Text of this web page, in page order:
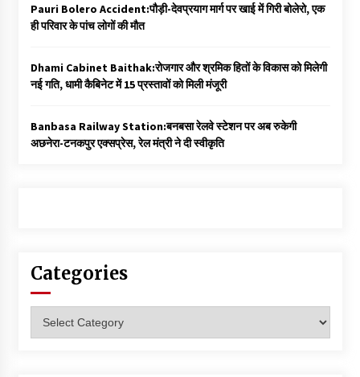
Pauri Bolero Accident:पौड़ी-देवप्रयाग मार्ग पर खाई में गिरी बोलेरो, एक
ही परिवार के पांच लोगों की मौत
Dhami Cabinet Baithak:रोजगार और श्रमिक हितों के विकास को मिलेगी
नई गति, धामी कैबिनेट में 15 प्रस्तावों को मिली मंजूरी
Banbasa Railway Station:बनबसा रेलवे स्टेशन पर अब रुकेगी
अछनेरा-टनकपुर एक्सप्रेस, रेल मंत्री ने दी स्वीकृति
Categories